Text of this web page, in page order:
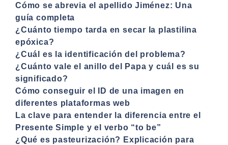
Cómo se abrevia el apellido Jiménez: Una
guía completa
¿Cuánto tiempo tarda en secar la plastilina
epóxica?
¿Cuál es la identificación del problema?
¿Cuánto vale el anillo del Papa y cuál es su
significado?
Cómo conseguir el ID de una imagen en
diferentes plataformas web
La clave para entender la diferencia entre el
Presente Simple y el verbo “to be”
¿Qué es pasteurización? Explicación para